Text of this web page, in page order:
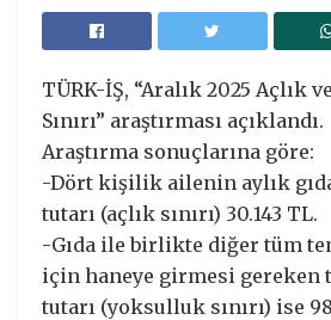
TÜRK-İŞ, “Aralık 2025 Açlık
Sınırı” araştırması açıklandı.
Araştırma sonuçlarına göre:
-Dört kişilik ailenin aylık
tutarı (açlık sınırı) 30.143 TL.
-Gıda ile birlikte diğer tüm
için haneye girmesi gereken
tutarı (yoksulluk sınırı) ise